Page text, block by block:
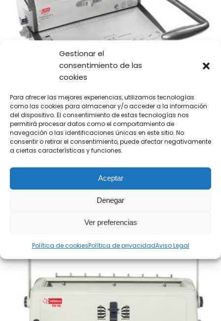
Gestionar el
consentimiento de las
cookies
Para ofrecer las mejores experiencias, utilizamos tecnologías
como las cookies para almacenar y/o acceder a la información
del dispositivo. El consentimiento de estas tecnologías nos
permitirá procesar datos como el comportamiento de
navegación o las identificaciones únicas en este sitio. No
consentir o retirar el consentimiento, puede afectar negativamente
a ciertas características y funciones.
Aceptar
Denegar
Ver preferencias
Política de cookiesPolítica de privacidadAviso Legal
intimus WW-200 DUO
624,96
Añadir al carrito